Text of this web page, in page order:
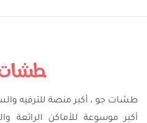
طشات جو ، أكبر منصة للترفيه
أكبر موسوعة للأماكن الرائعة